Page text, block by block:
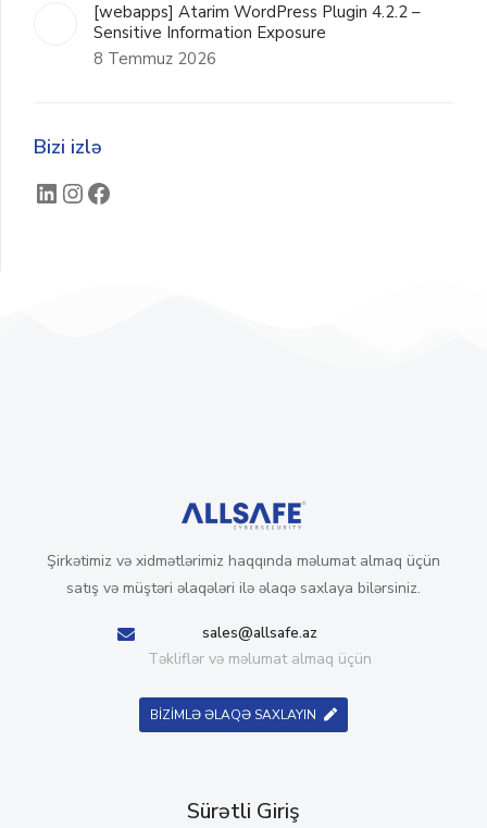
[webapps] Atarim WordPress Plugin 4.2.2 –
Sensitive Information Exposure
8 Temmuz 2026
Bizi izlə
Şirkətimiz və xidmətlərimiz haqqında məlumat almaq üçün
satış və müştəri əlaqələri ilə əlaqə saxlaya bilərsiniz.
sales@allsafe.az
Təkliflər və məlumat almaq üçün
BİZİMLƏ ƏLAQƏ SAXLAYIN
Sürətli Giriş